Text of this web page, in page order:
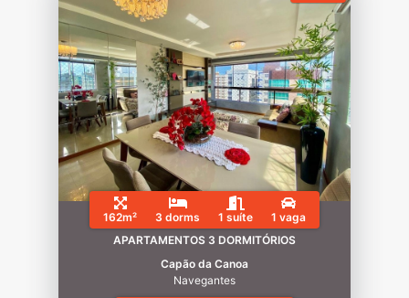
162m² 3 dorms 1 suíte
1 vaga
APARTAMENTOS 3 DORMITÓRIOS
Capão da Canoa
Navegantes